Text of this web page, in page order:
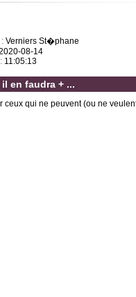
Verniers St�phane
08-14
11:05:13
en faudra + ...
ceux qui ne peuvent (ou ne